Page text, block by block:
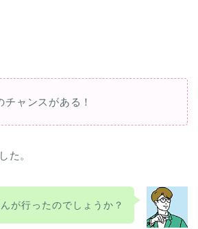
ャンスがある！
た。
が行ったのでしょうか？